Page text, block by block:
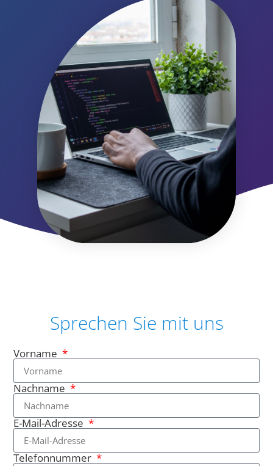
Sprechen Sie mit uns
Vorname
Nachname
E-Mail-Adresse
Telefonnummer